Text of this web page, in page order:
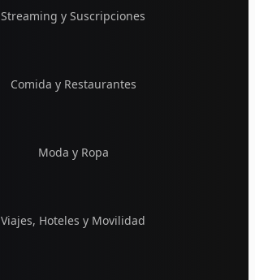
Streaming y Suscripciones
Comida y Restaurantes
Moda y Ropa
Viajes, Hoteles y Movilidad